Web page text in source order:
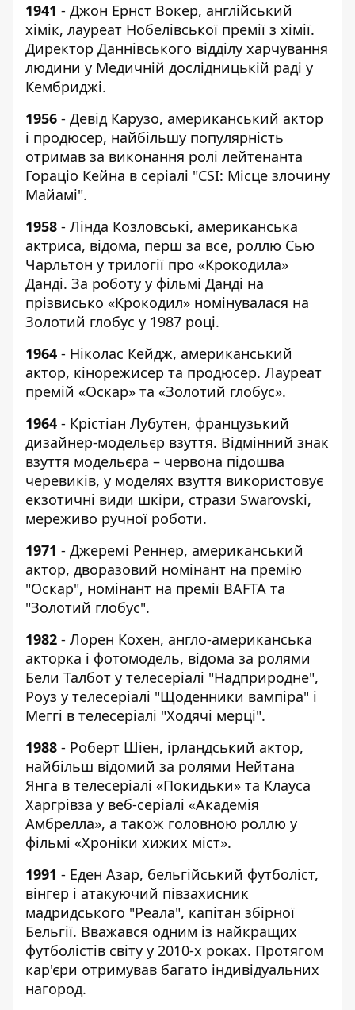
1941 - Джон Ернст Вокер, англійський
хімік, лауреат Нобелівської премії з хімії.
Директор Даннівського відділу харчування
людини у Медичній дослідницькій раді у
Кембриджі.
1956 - Девід Карузо, американський актор
і продюсер, найбільшу популярність
отримав за виконання ролі лейтенанта
Гораціо Кейна в серіалі "CSI: Місце злочину
Майамі".
1958 - Лінда Козловські, американська
актриса, відома, перш за все, роллю Сью
Чарльтон у трилогії про «Крокодила»
Данді. За роботу у фільмі Данді на
прізвисько «Крокодил» номінувалася на
Золотий глобус у 1987 році.
1964 - Ніколас Кейдж, американський
актор, кінорежисер та продюсер. Лауреат
премій «Оскар» та «Золотий глобус».
1964 - Крістіан Лубутен, французький
дизайнер-модельєр взуття. Відмінний знак
взуття модельєра – червона підошва
черевиків, у моделях взуття використовує
екзотичні види шкіри, стрази Swarovski,
мереживо ручної роботи.
1971 - Джеремі Реннер, американський
актор, дворазовий номінант на премію
"Оскар", номінант на премії BAFTA та
"Золотий глобус".
1982 - Лорен Кохен, англо-американська
акторка і фотомодель, відома за ролями
Бели Талбот у телесеріалі "Надприродне",
Роуз у телесеріалі "Щоденники вампіра" і
Меггі в телесеріалі "Ходячі мерці".
1988 - Роберт Шіен, ірландський актор,
найбільш відомий за ролями Нейтана
Янга в телесеріалі «Покидьки» та Клауса
Харгрівза у веб-серіалі «Академія
Амбрелла», а також головною роллю у
фільмі «Хроніки хижих міст».
1991 - Еден Азар, бельгійський футболіст,
вінгер і атакуючий півзахисник
мадридського "Реала", капітан збірної
Бельгії. Вважався одним із найкращих
футболістів світу у 2010-х роках. Протягом
кар'єри отримував багато індивідуальних
нагород.